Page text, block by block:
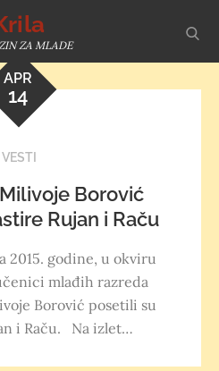
ZA MLADE
APR
14
VESTI
Borović
Rujan i Raču
2015. godine, u okviru
mlađih razreda
Borović posetili su
i Raču. Na izlet…